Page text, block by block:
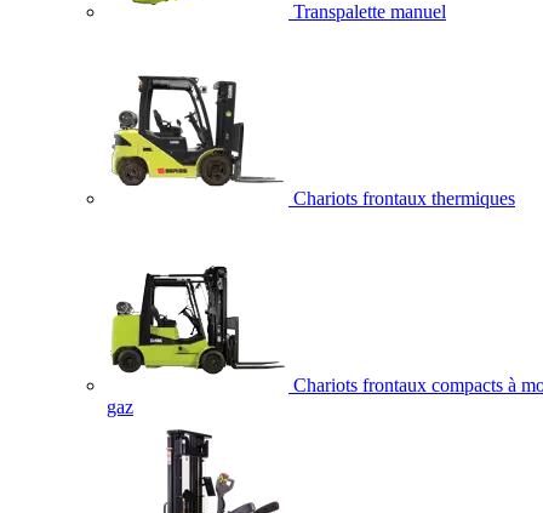
Transpalette manuel
Chariots frontaux thermiques
Chariots frontaux compacts à
gaz